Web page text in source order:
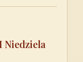
Niedziela